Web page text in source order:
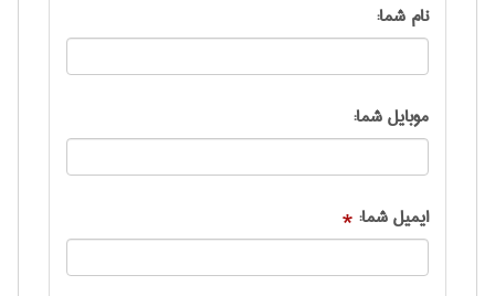
نام شما:
موبایل شما:
ایمیل شما: *